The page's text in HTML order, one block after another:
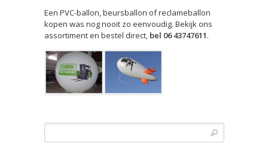
Een PVC-ballon, beursballon of reclameballon
kopen was nog nooit zo eenvoudig. Bekijk ons
assortiment en bestel direct, bel 06 43747611.